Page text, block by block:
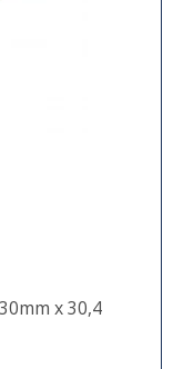
x 30,4